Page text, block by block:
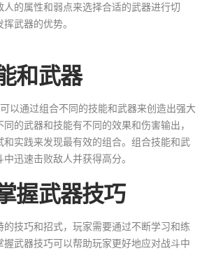
人的属性和弱点来选择合适的武器进行切
武器的优势。
和武器
以通过组合不同的技能和武器来创造出强大
的武器和技能有不同的效果和伤害输出，
实践来发现最有效的组合。组合技能和武
迅速击败敌人并获得高分。
握武器技巧
技巧和招式，玩家需要通过不断学习和练
握武器技巧可以帮助玩家更好地应对战斗中